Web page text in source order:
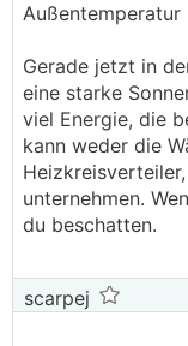
Außentemperatur
Gerade jetzt in
eine starke
viel Energie, die
kann weder die
unternehmen.
du beschatten.
scarpej